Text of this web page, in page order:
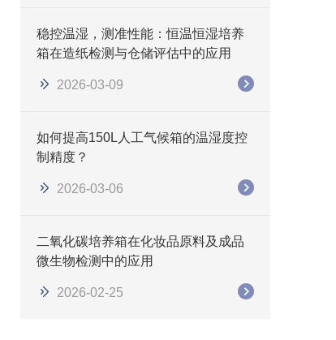
稳控温湿，测准性能：恒温恒湿培养
箱在造纸检测与仓储评估中的应用
2026-03-09
如何提高150L人工气候箱的温湿度控
制精度？
2026-03-06
二氧化碳培养箱在化妆品原料及成品
微生物检测中的应用
2026-02-25